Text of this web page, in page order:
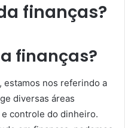
finanças?
finanças?
estamos nos referindo a
diversas áreas
controle do dinheiro.